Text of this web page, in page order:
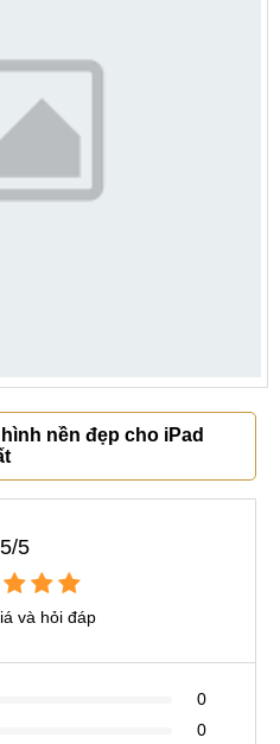
nền đẹp cho iPad
5/5
và hỏi đáp
0
0